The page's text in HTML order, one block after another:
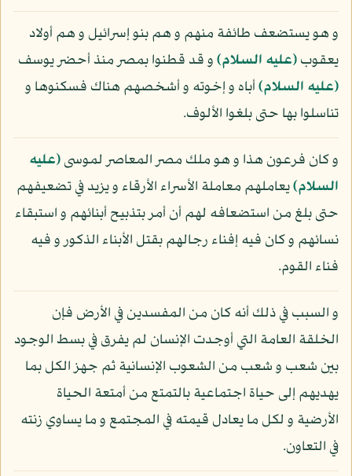
و هو يستضعف طائفة منهم و هم بنو إسرائيل و هم أولاد
يعقوب(عليه السلام)و قد قطنوا بمصر منذ أحضر يوسف
(عليه السلام)أباه و إخوته و أشخصهم هناك فسكنوها و
تناسلوا بها حتى بلغوا الألوف.
و كان فرعون هذا و هو ملك مصر المعاصر لموسى(عليه
السلام)يعاملهم معاملة الأسراء الأرقاء و يزيد في تضعيفهم
حتى بلغ من استضعافه لهم أن أمر بتذبيح أبنائهم و استبقاء
نسائهم و كان فيه إفناء رجالهم بقتل الأبناء الذكور و فيه
فناء القوم.
و السبب في ذلك أنه كان من المفسدين في الأرض فإن
الخلقة العامة التي أوجدت الإنسان لم يفرق في بسط الوجود
بين شعب و شعب من الشعوب الإنسانية ثم جهز الكل بما
يهديهم إلى حياة اجتماعية بالتمتع من أمتعة الحياة
الأرضية و لكل ما يعادل قيمته في المجتمع و ما يساوي زنته
في التعاون.